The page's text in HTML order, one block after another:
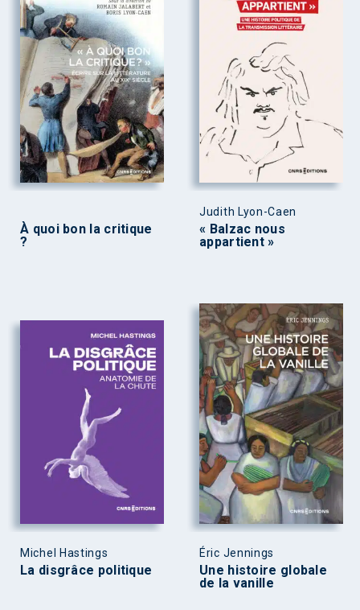
À quoi bon la critique
?
Judith Lyon-Caen
« Balzac nous
appartient »
Michel Hastings
La disgrâce politique
Éric Jennings
Une histoire globale
de la vanille